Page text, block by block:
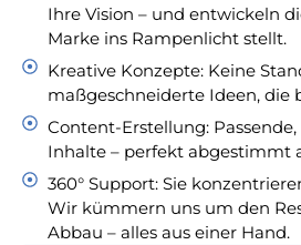
Ihre Vision – und entwickeln
Marke ins Rampenlicht stellt.
Kreative Konzepte: Keine
maßgeschneiderte Ideen, die
Content-Erstellung:
Inhalte – perfekt abgestimmt
360° Support: Sie
Wir kümmern uns um den
Abbau – alles aus einer Hand.